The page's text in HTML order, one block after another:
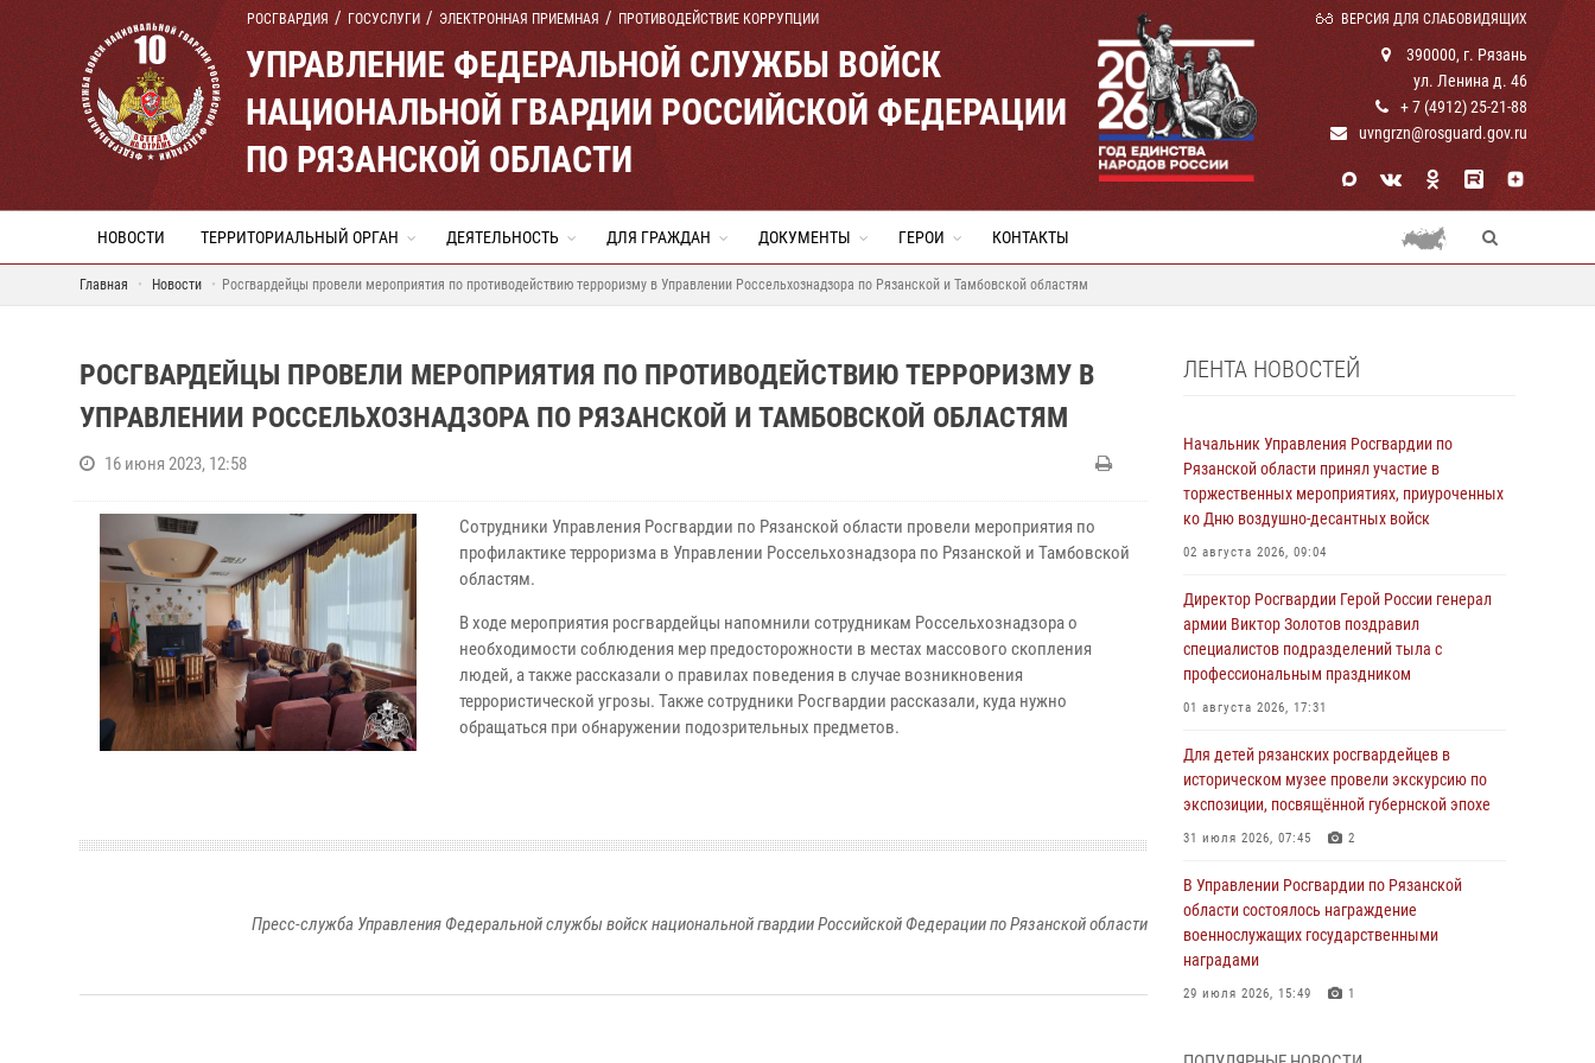
РОСГВАРДИЯ ГОСУСЛУГИ ЭЛЕКТРОННАЯ ПРИЕМНАЯ ПРОТИВОДЕЙСТВИЕ КОРРУПЦИИ ВЕРСИЯ ДЛЯ СЛАБОВИДЯЩИХ
УПРАВЛЕНИЕ ФЕДЕРАЛЬНОЙ СЛУЖБЫ ВОЙСК
НАЦИОНАЛЬНОЙ ГВАРДИИ РОССИЙСКОЙ ФЕДЕРАЦИИ
ПО РЯЗАНСКОЙ ОБЛАСТИ
390000, г. Рязань
ул. Ленина д. 46
+ 7 (4912) 25-21-88
uvngrzn@rosguard.gov.ru
НОВОСТИ ТЕРРИТОРИАЛЬНЫЙ ОРГАН ДЕЯТЕЛЬНОСТЬ ДЛЯ ГРАЖДАН ДОКУМЕНТЫ ГЕРОИ КОНТАКТЫ
Главная Новости Росгвардейцы провели мероприятия по противодействию терроризму в Управлении Россельхознадзора по Рязанской и Тамбовской областям
РОСГВАРДЕЙЦЫ ПРОВЕЛИ МЕРОПРИЯТИЯ ПО ПРОТИВОДЕЙСТВИЮ ТЕРРОРИЗМУ В
УПРАВЛЕНИИ РОССЕЛЬХОЗНАДЗОРА ПО РЯЗАНСКОЙ И ТАМБОВСКОЙ ОБЛАСТЯМ
16 июня 2023, 12:58
Сотрудники Управления Росгвардии по Рязанской области провели мероприятия по
профилактике терроризма в Управлении Россельхознадзора по Рязанской и Тамбовской
областям.
В ходе мероприятия росгвардейцы напомнили сотрудникам Россельхознадзора о
необходимости соблюдения мер предосторожности в местах массового скопления
людей, а также рассказали о правилах поведения в случае возникновения
террористической угрозы. Также сотрудники Росгвардии рассказали, куда нужно
обращаться при обнаружении подозрительных предметов.
Пресс-служба Управления Федеральной службы войск национальной гвардии Российской Федерации по Рязанской области
ЛЕНТА НОВОСТЕЙ
Начальник Управления Росгвардии по
Рязанской области принял участие в
торжественных мероприятиях, приуроченных
ко Дню воздушно-десантных войск
02 августа 2026, 09:04
Директор Росгвардии Герой России генерал
армии Виктор Золотов поздравил
специалистов подразделений тыла с
профессиональным праздником
01 августа 2026, 17:31
Для детей рязанских росгвардейцев в
историческом музее провели экскурсию по
экспозиции, посвящённой губернской эпохе
31 июля 2026, 07:45 2
В Управлении Росгвардии по Рязанской
области состоялось награждение
военнослужащих государственными
наградами
29 июля 2026, 15:49 1